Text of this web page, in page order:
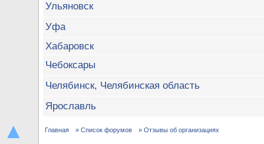
▲
Ульяновск
Уфа
Хабаровск
Чебоксары
Челябинск, Челябинская область
Ярославль
Главная » Список форумов » Отзывы об организациях